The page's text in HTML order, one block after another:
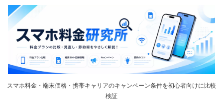
スマホ料金・端末価格・携帯キャリアのキャンペーン条件を初心者向けに比較
検証